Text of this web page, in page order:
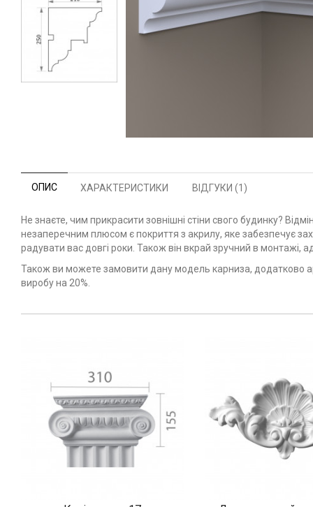
ОПИС ХАРАКТЕРИСТИКИ ВІДГУКИ (1)
Не знаєте, чим прикрасити зовнішні стіни свого будинку?
незаперечним плюсом є покриття з акрилу, яке забезпечує
радувати вас довгі роки. Також він вкрай зручний в монтажі,
Також ви можете замовити дану модель карниза, додатково
виробу на 20%.